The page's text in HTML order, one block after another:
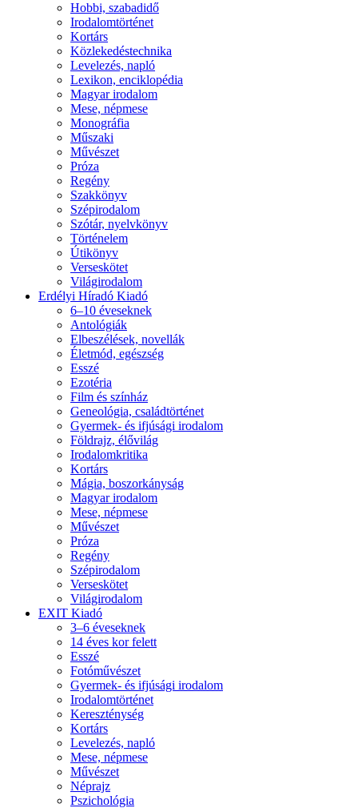
Hobbi, szabadidő
Irodalomtörténet
Kortárs
Közlekedéstechnika
Levelezés, napló
Lexikon, enciklopédia
Magyar irodalom
Mese, népmese
Monográfia
Műszaki
Művészet
Próza
Regény
Szakkönyv
Szépirodalom
Szótár, nyelvkönyv
Történelem
Útikönyv
Verseskötet
Világirodalom
Erdélyi Híradó Kiadó
6–10 éveseknek
Antológiák
Elbeszélések, novellák
Életmód, egészség
Esszé
Ezotéria
Film és színház
Geneológia, családtörténet
Gyermek- és ifjúsági irodalom
Földrajz, élővilág
Irodalomkritika
Kortárs
Mágia, boszorkányság
Magyar irodalom
Mese, népmese
Művészet
Próza
Regény
Szépirodalom
Verseskötet
Világirodalom
EXIT Kiadó
3–6 éveseknek
14 éves kor felett
Esszé
Fotóművészet
Gyermek- és ifjúsági irodalom
Irodalomtörténet
Kereszténység
Kortárs
Levelezés, napló
Mese, népmese
Művészet
Néprajz
Pszichológia